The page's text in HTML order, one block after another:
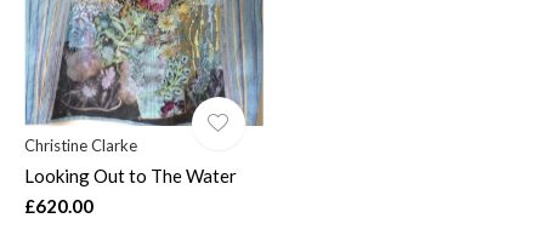
Christine Clarke
Looking Out to The Water
£620.00